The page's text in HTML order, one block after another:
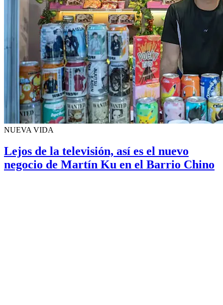
NUEVA VIDA
Lejos de la televisión, así es el nuevo
negocio de Martín Ku en el Barrio Chino